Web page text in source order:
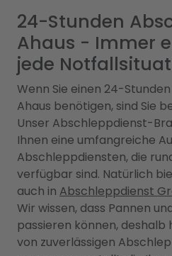
24-Stunden
Ahaus - Immer
jede
Wenn Sie einen 24-
Ahaus benötigen, sind Sie
Unser Abschleppdienst-
Ihnen eine umfangreiche
Abschleppdiensten, die
verfügbar sind. Natürlich
auch in Abschleppdienst
Wir wissen, dass Pannen
passieren können, deshalb
von zuverlässigen